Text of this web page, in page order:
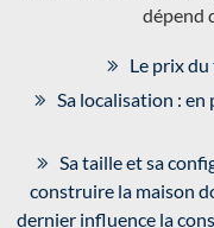
dépend
Le prix
Sa localisation :
Sa taille et sa
construire la maison
dernier influence la